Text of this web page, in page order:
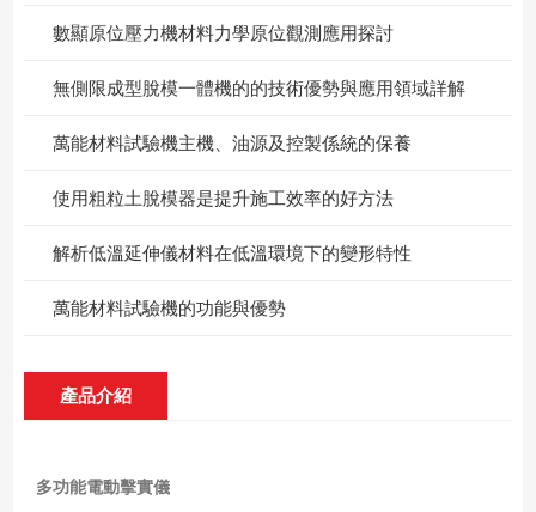
數顯原位壓力機材料力學原位觀測應用探討
無側限成型脫模一體機的的技術優勢與應用領域詳解
萬能材料試驗機主機、油源及控製係統的保養
使用粗粒土脫模器是提升施工效率的好方法
解析低溫延伸儀材料在低溫環境下的變形特性
萬能材料試驗機的功能與優勢
產品介紹
多功能電動擊實儀